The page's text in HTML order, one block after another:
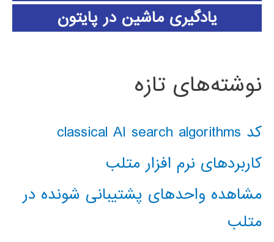
یادگیری ماشین در پایتون
نوشته‌های تازه
کد classical AI search algorithms
کاربردهای نرم افزار متلب
مشاهده واحدهای پشتیبانی شونده در
متلب